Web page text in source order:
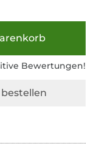
Bewertungen!